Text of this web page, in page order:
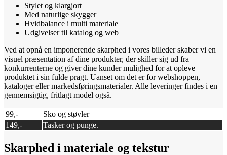
Stylet og klargjort
Med naturlige skygger
Hvidbalance i multi materiale
Udgivelser til katalog og web
Ved at opnå en imponerende skarphed i vores billeder skaber vi en
visuel præsentation af dine produkter, der skiller sig ud fra
konkurrenterne og giver dine kunder mulighed for at opleve
produktet i sin fulde pragt. Uanset om det er for webshoppen,
kataloger eller markedsføringsmaterialer. Alle leveringer findes i en
gennemsigtig, fritlagt model også.
99,-
Sko og støvler
149,-
Tasker og punge.
Skarphed i materiale og tekstur